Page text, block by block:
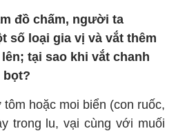
đồ chấm, người ta
số loại gia vị và vắt thêm
tại sao khi vắt chanh
bọt?
hoặc moi biển (con ruốc,
trong lu, vại cùng với muối